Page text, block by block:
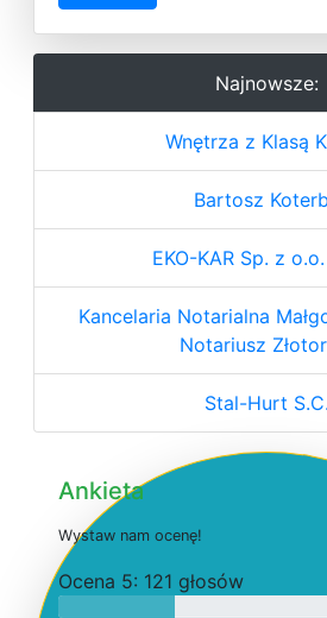
Najnowsze:
Wnętrza z Klasą
Bartosz
EKO-KAR Sp. z
Kancelaria Notarialna
Notariusz
Stal-Hurt S.C.
Ankieta
Wystaw nam ocenę!
Ocena 5: 121 głosów